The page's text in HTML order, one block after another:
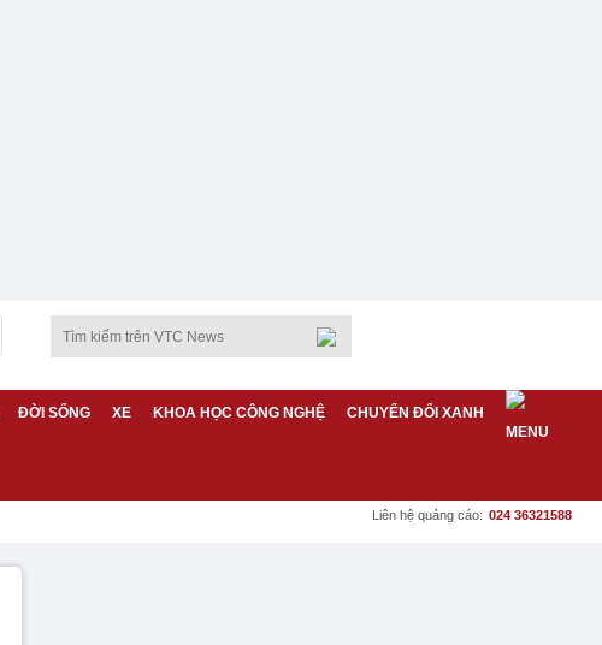
ĐỜI SỐNG XE KHOA HỌC CÔNG NGHỆ CHUYỂN ĐỔI XANH
Liên hệ quảng cáo: 024 36321588